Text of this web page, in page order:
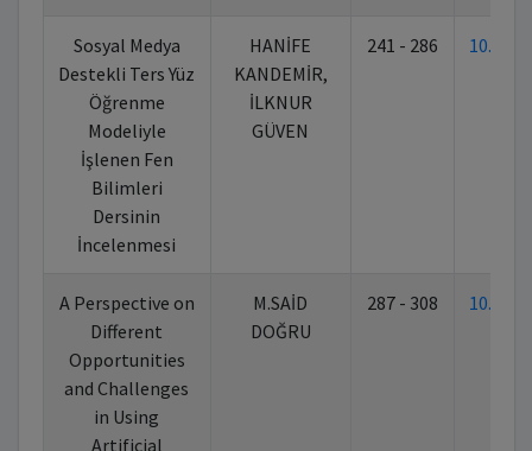
Sosyal Medya
Destekli Ters Yüz
Öğrenme
Modeliyle
İşlenen Fen
Bilimleri
Dersinin
İncelenmesi
HANİFE
KANDEMİR,
İLKNUR
GÜVEN
241 - 286
A Perspective on
Different
Opportunities
and Challenges
in Using
Artificial
M.SAİD
DOĞRU
287 - 308